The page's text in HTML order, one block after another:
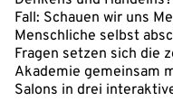
Fall: Schauen wir uns
Menschliche selbst
Fragen setzen sich die
Akademie gemeinsam
Salons in drei